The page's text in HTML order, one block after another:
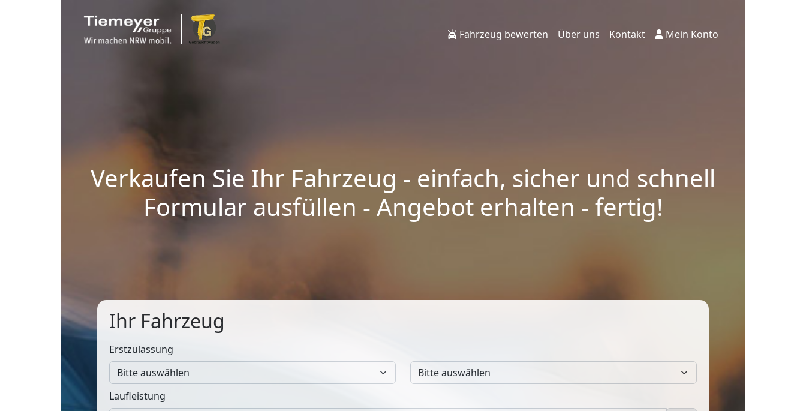
Fahrzeug bewerten Über uns Kontakt Mein Konto
Verkaufen Sie Ihr Fahrzeug - einfach, sicher und schnell
Formular ausfüllen - Angebot erhalten - fertig!
Ihr Fahrzeug
Erstzulassung
Laufleistung